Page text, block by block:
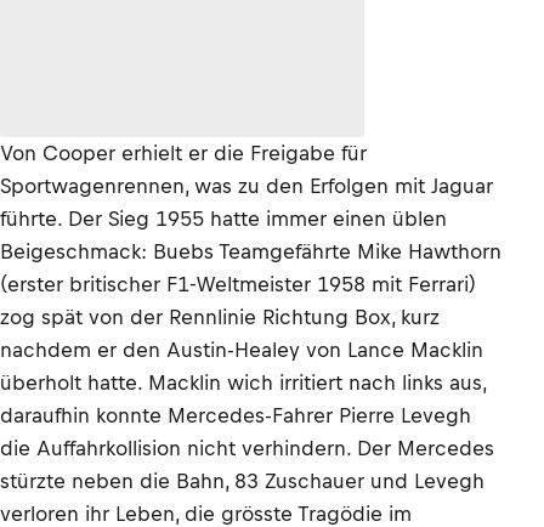
Von Cooper erhielt er die Freigabe für
Sportwagenrennen, was zu den Erfolgen mit Jaguar
führte. Der Sieg 1955 hatte immer einen üblen
Beigeschmack: Buebs Teamgefährte Mike Hawthorn
(erster britischer F1-Weltmeister 1958 mit Ferrari)
zog spät von der Rennlinie Richtung Box, kurz
nachdem er den Austin-Healey von Lance Macklin
überholt hatte. Macklin wich irritiert nach links aus,
daraufhin konnte Mercedes-Fahrer Pierre Levegh
die Auffahrkollision nicht verhindern. Der Mercedes
stürzte neben die Bahn, 83 Zuschauer und Levegh
verloren ihr Leben, die grösste Tragödie im